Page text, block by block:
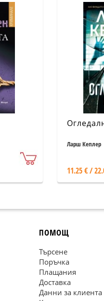
Ларш Кеплер
11.25 € /
ПОМОЩ
Търсене
Поръчка
Плащания
Доставка
Данни за клиента